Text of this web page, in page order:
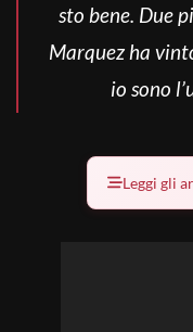
sto bene. Due
Marquez ha
io sono
Leggi gli